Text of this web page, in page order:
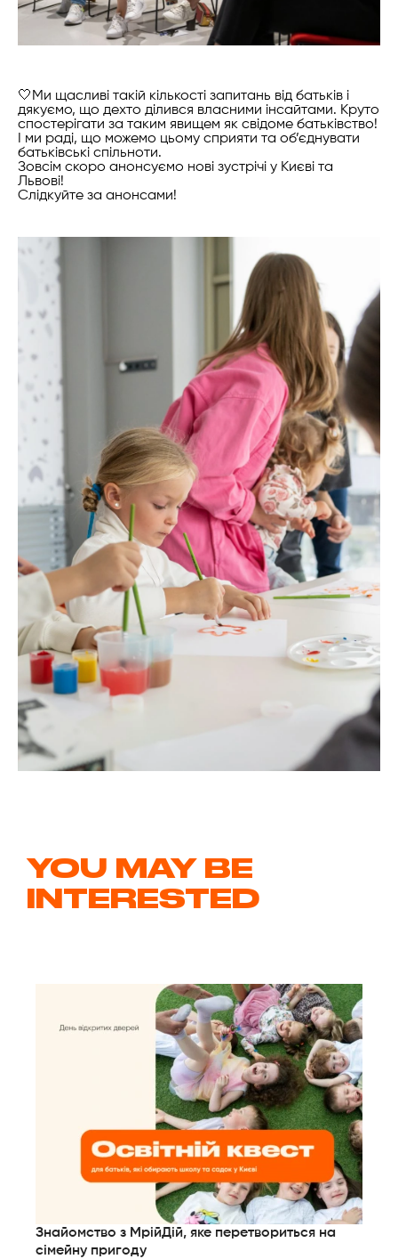
🤍Ми щасливі такій кількості запитань від батьків і
дякуємо, що дехто ділився власними інсайтами. Круто
спостерігати за таким явищем як свідоме батьківство!
І ми раді, що можемо цьому сприяти та об’єднувати
батьківські спільноти.
Зовсім скоро анонсуємо нові зустрічі у Києві та
Львові!
Слідкуйте за анонсами!
YOU MAY BE
INTERESTED
Знайомство з МрійДій, яке перетвориться на
сімейну пригоду